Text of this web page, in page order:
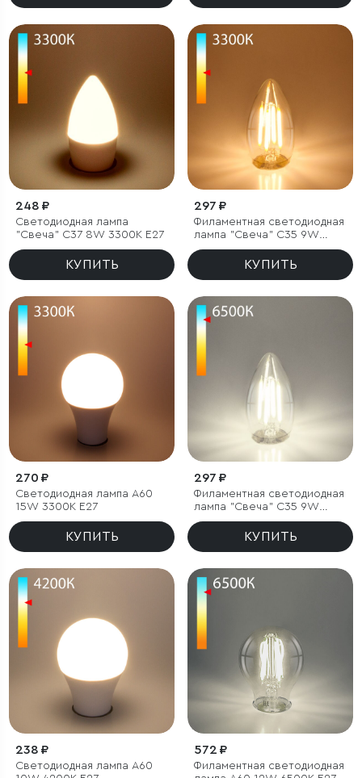
248 ₽
Светодиодная лампа
"Свеча" C37 8W 3300K E27
КУПИТЬ
297 ₽
Филаментная светодиодная
лампа "Свеча" C35 9W
3300K E27 (C35
прозрачный)КУПИТЬ
270 ₽
Светодиодная лампа A60
15W 3300K E27
КУПИТЬ
297 ₽
Филаментная светодиодная
лампа "Свеча" C35 9W
6500K E27 прозрачная
КУПИТЬ
238 ₽
Светодиодная лампа A60
572 ₽
Филаментная светодиодная